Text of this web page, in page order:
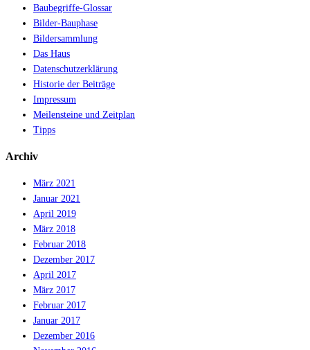
Baubegriffe-Glossar
Bilder-Bauphase
Bildersammlung
Das Haus
Datenschutzerklärung
Historie der Beiträge
Impressum
Meilensteine und Zeitplan
Tipps
Archiv
März 2021
Januar 2021
April 2019
März 2018
Februar 2018
Dezember 2017
April 2017
März 2017
Februar 2017
Januar 2017
Dezember 2016